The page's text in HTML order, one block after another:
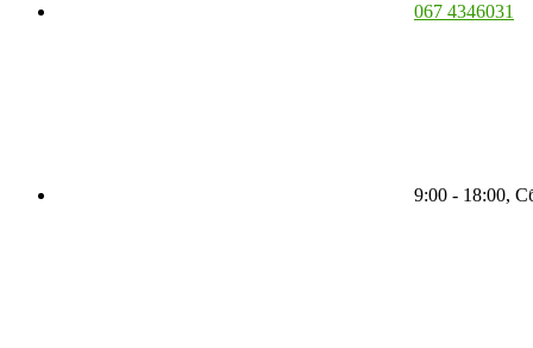
067 4346031
9:00 - 18:00,